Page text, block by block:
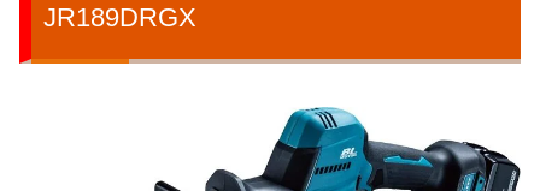
JR189DRGX